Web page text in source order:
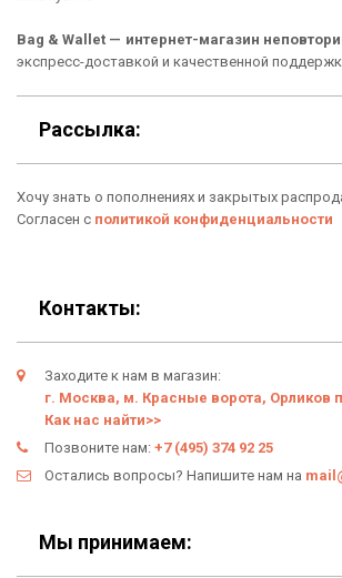
Подарочные сертификаты
О нас
Отзывы о Bag & Wallet
Гарантия
Условия возврата
Оферта
Политика конфиденциальности
Сумки
Новинки
Подарки
Как нас найти>>
Позвоните нам:+7 (495) 374 92 25